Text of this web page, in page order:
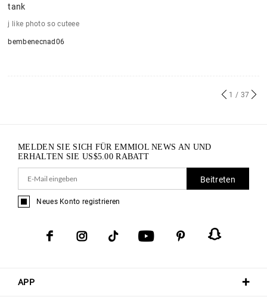
tank
j like photo so cuteee
bembenecnad06
1 / 37
APP
MELDEN SIE SICH FÜR EMMIOL NEWS AN UND
ERHALTEN SIE US$5.00 RABATT
Beitreten
Neues Konto registrieren